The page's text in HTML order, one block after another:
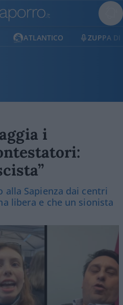
ATLANTICO ZUPPA DI
i
Sapienza dai centri
libera e che un sionista